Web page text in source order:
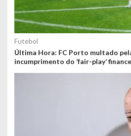
Futebol
Última Hora: FC Porto multado
incumprimento do ‘fair-play’